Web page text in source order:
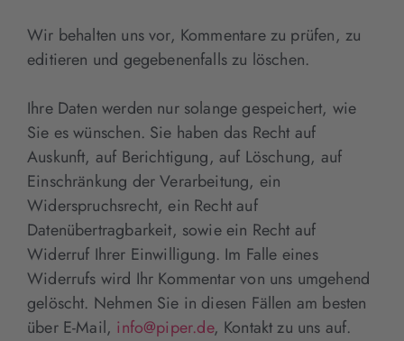
Wir behalten uns vor, Kommentare zu prüfen, zu
editieren und gegebenenfalls zu löschen.
Ihre Daten werden nur solange gespeichert, wie
Sie es wünschen. Sie haben das Recht auf
Auskunft, auf Berichtigung, auf Löschung, auf
Einschränkung der Verarbeitung, ein
Widerspruchsrecht, ein Recht auf
Datenübertragbarkeit, sowie ein Recht auf
Widerruf Ihrer Einwilligung. Im Falle eines
Widerrufs wird Ihr Kommentar von uns umgehend
gelöscht. Nehmen Sie in diesen Fällen am besten
über E-Mail, info@piper.de, Kontakt zu uns auf.